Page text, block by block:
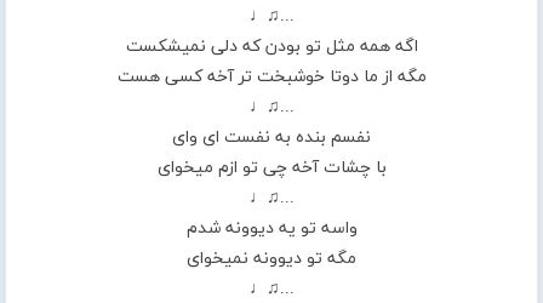
...♫♩
اگه همه مثل تو بودن که دلی نمیشکست
مگه از ما دوتا خوشبخت تر آخه کسی هست
...♫♩
نفسم بنده به نفست ای وای
با چشات آخه چی تو ازم میخوای
...♫♩
واسه تو یه دیوونه شدم
مگه تو دیوونه نمیخوای
...♫♩